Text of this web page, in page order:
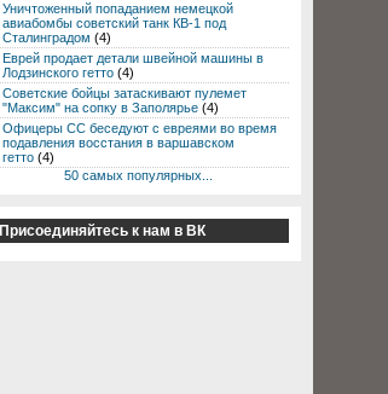
Уничтоженный попаданием немецкой
авиабомбы советский танк КВ-1 под
Сталинградом (4)
Еврей продает детали швейной машины в
Лодзинского гетто (4)
Советские бойцы затаскивают пулемет
"Максим" на сопку в Заполярье (4)
Офицеры СС беседуют с евреями во время
подавления восстания в варшавском
гетто (4)
50 самых популярных...
Присоединяйтесь к нам в ВК